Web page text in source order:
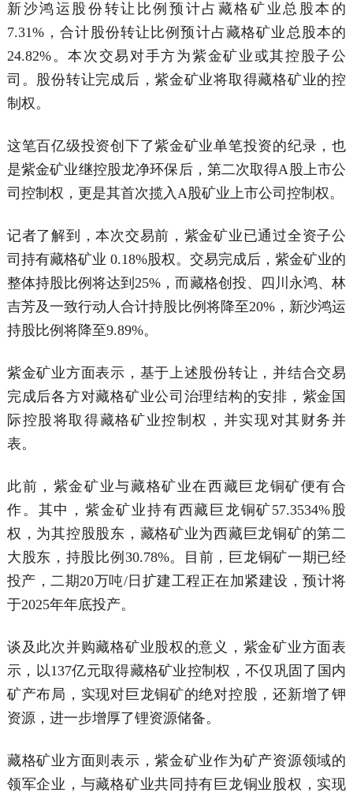
新沙鸿运股份转让比例预计占藏格矿业总股本的
7.31%，合计股份转让比例预计占藏格矿业总股本的
24.82%。本次交易对手方为紫金矿业或其控股子公
司。股份转让完成后，紫金矿业将取得藏格矿业的控
制权。
这笔百亿级投资创下了紫金矿业单笔投资的纪录，也
是紫金矿业继控股龙净环保后，第二次取得A股上市公
司控制权，更是其首次揽入A股矿业上市公司控制权。
记者了解到，本次交易前，紫金矿业已通过全资子公
司持有藏格矿业 0.18%股权。交易完成后，紫金矿业的
整体持股比例将达到25%，而藏格创投、四川永鸿、林
吉芳及一致行动人合计持股比例将降至20%，新沙鸿运
持股比例将降至9.89%。
紫金矿业方面表示，基于上述股份转让，并结合交易
完成后各方对藏格矿业公司治理结构的安排，紫金国
际控股将取得藏格矿业控制权，并实现对其财务并
表。
此前，紫金矿业与藏格矿业在西藏巨龙铜矿便有合
作。其中，紫金矿业持有西藏巨龙铜矿57.3534%股
权，为其控股股东，藏格矿业为西藏巨龙铜矿的第二
大股东，持股比例30.78%。目前，巨龙铜矿一期已经
投产，二期20万吨/日扩建工程正在加紧建设，预计将
于2025年年底投产。
谈及此次并购藏格矿业股权的意义，紫金矿业方面表
示，以137亿元取得藏格矿业控制权，不仅巩固了国内
矿产布局，实现对巨龙铜矿的绝对控股，还新增了钾
资源，进一步增厚了锂资源储备。
藏格矿业方面则表示，紫金矿业作为矿产资源领域的
领军企业，与藏格矿业共同持有巨龙铜业股权，实现